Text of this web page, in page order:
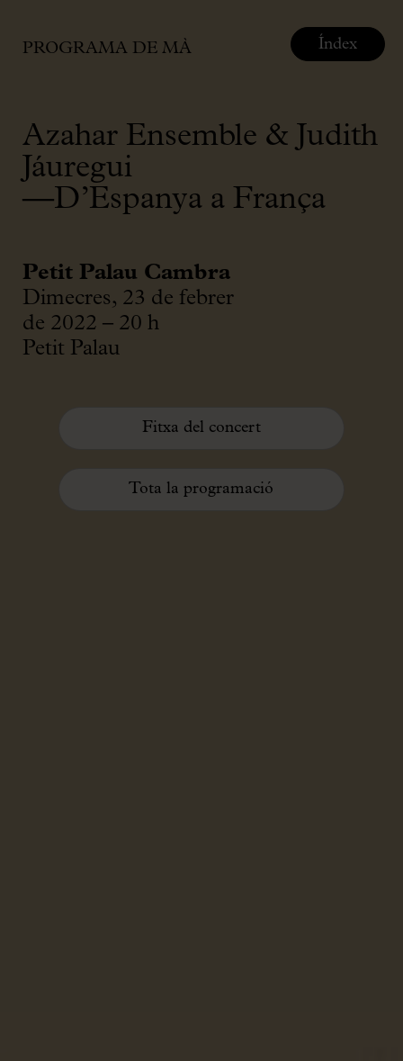
PROGRAMA DE MÀ
Azahar Ensemble & Judith
Jáuregui
—D’Espanya a França
Petit Palau Cambra
Dimecres, 23 de febrer
de 2022 – 20 h
Petit Palau
Fitxa del concert
Tota la programació
Índex